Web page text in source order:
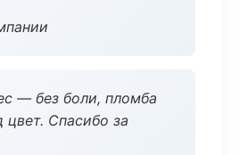
— без боли, пломба
цвет. Спасибо за